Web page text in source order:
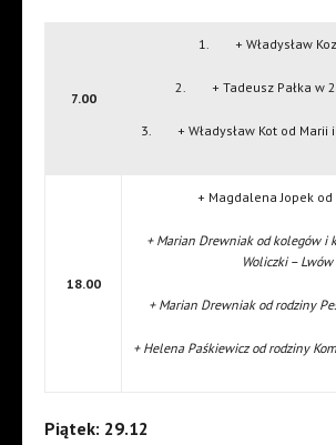
7.00
1. + Władysław
2. + Tadeusz Pałka w
3. + Władysław Kot od Marii i
18.00
+ Magdalena Jopek
+ Marian Drewniak od kolegów i
Woliczki – Lwów
+ Marian Drewniak od rodziny
+ Helena Paśkiewicz od rodziny
Piątek: 29.12